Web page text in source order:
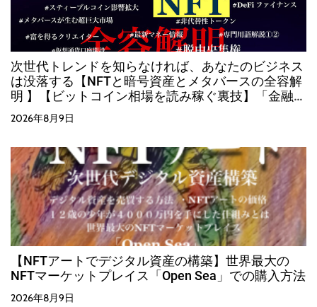
次世代トレンドを知らなければ、あなたのビジネス
は没落する【NFTと暗号資産とメタバースの全容解
明 】【ビットコイン相場を読み稼ぐ裏技】「金融・
経済が変革する時、必ずそこに大きな富が生まれま
す」
2026年8月9日
【NFTアートでデジタル資産の構築】世界最大の
NFTマーケットプレイス「Open Sea」での購入方法
2026年8月9日